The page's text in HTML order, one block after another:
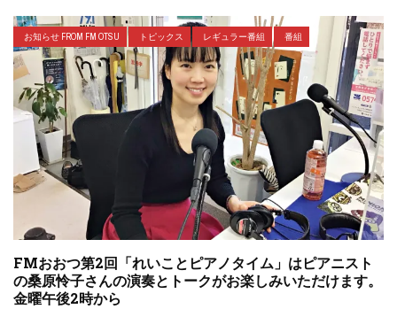
お知らせ FROM FM OTSU トピックス レギュラー番組 番組
FMおおつ第2回「れいことピアノタイム」はピアニスト
の桑原怜子さんの演奏とトークがお楽しみいただけます。
金曜午後2時から